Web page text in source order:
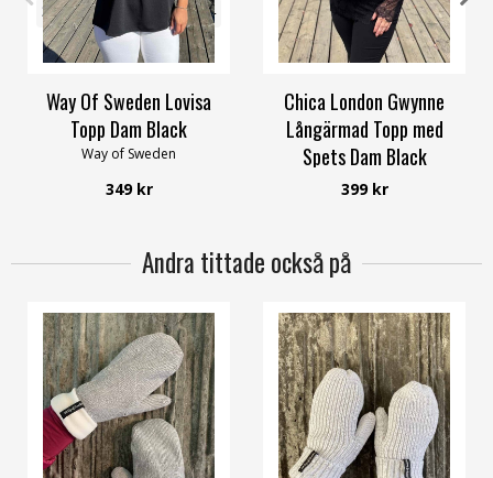
36/38 44/46
52/54
56/58
Way Of Sweden Lovisa
Topp Dam Black
Way of Sweden
349 kr
OneSize
Chica London Gwynne
Långärmad Topp med
Spets Dam Black
Caramelle Fashion
399 kr
Andra tittade också på